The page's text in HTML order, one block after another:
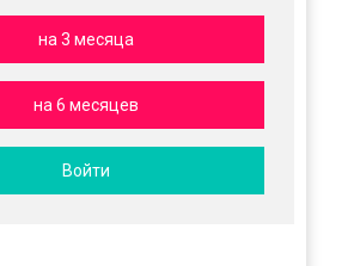
на 3 месяца
на 6 месяцев
Войти